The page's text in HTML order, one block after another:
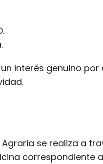
interés genuino
se realiza a